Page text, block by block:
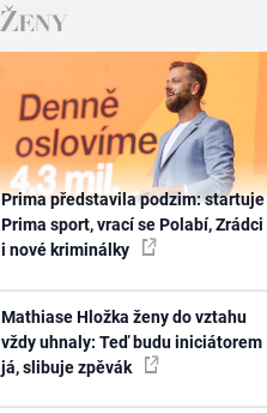
Prima představila podzim: startuje
Prima sport, vrací se Polabí, Zrádci
i nové kriminálky
Mathiase Hložka ženy do vztahu
vždy uhnaly: Teď budu iniciátorem
já, slibuje zpěvák